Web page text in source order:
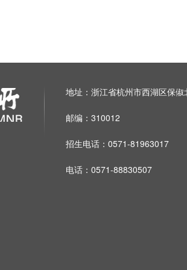
地址：浙江省杭州市西湖区保俶
邮编：310012
招生电话：0571-81963017
电话：0571-88830507